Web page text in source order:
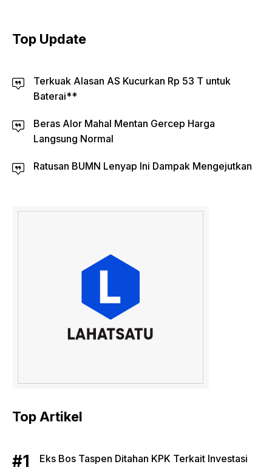
Top Update
Terkuak Alasan AS Kucurkan Rp 53 T untuk
Baterai**
Beras Alor Mahal Mentan Gercep Harga
Langsung Normal
Ratusan BUMN Lenyap Ini Dampak Mengejutkan
Top Artikel
Eks Bos Taspen Ditahan KPK Terkait Investasi